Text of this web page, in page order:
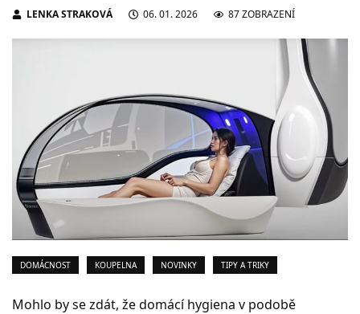
LENKA STRAKOVÁ 06. 01. 2026 87 ZOBRAZENÍ
DOMÁCNOST KOUPELNA NOVINKY TIPY A TRIKY
Mohlo by se zdát, že domácí hygiena v podobě